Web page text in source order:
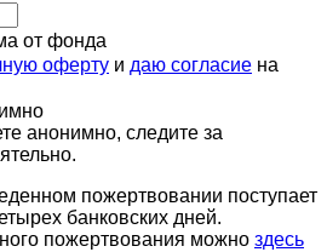
от фонда
оферту и даю согласие на
анонимно, следите за
пожертвовании поступает
банковских дней.
пожертвования можно здесь